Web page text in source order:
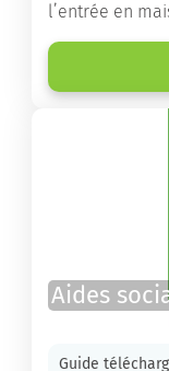
l’entrée en
Vous y
destinés à
Aides
Guide